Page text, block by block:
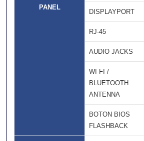
PANEL
DISPLAYPORT
RJ-45
AUDIO JACKS
WI-FI /
BLUETOOTH
ANTENNA
BOTON BIOS
FLASHBACK